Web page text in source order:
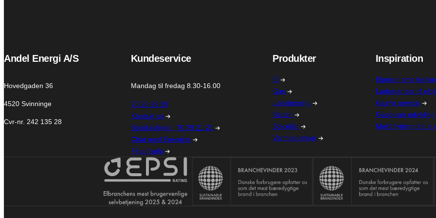
Andel Energi A/S
Hovedgaden 36
4520 Svinninge
Cvr-nr. 242 135 28
Kundeservice
Mandag til fredag 8.30-16.00
70 29 29 29
Kontakt os
Solsikkelinjen: 70 29 21 21
Chat med Energitte
Find hjælp
Produkter
El
Gas
Ladeløsning
Batteri
Solceller
Varmepumper
Inspiration
Elpriser time for
Ladestander til elbil
Gasfyr service
Gaspriser udvikling
Meld flytning for el